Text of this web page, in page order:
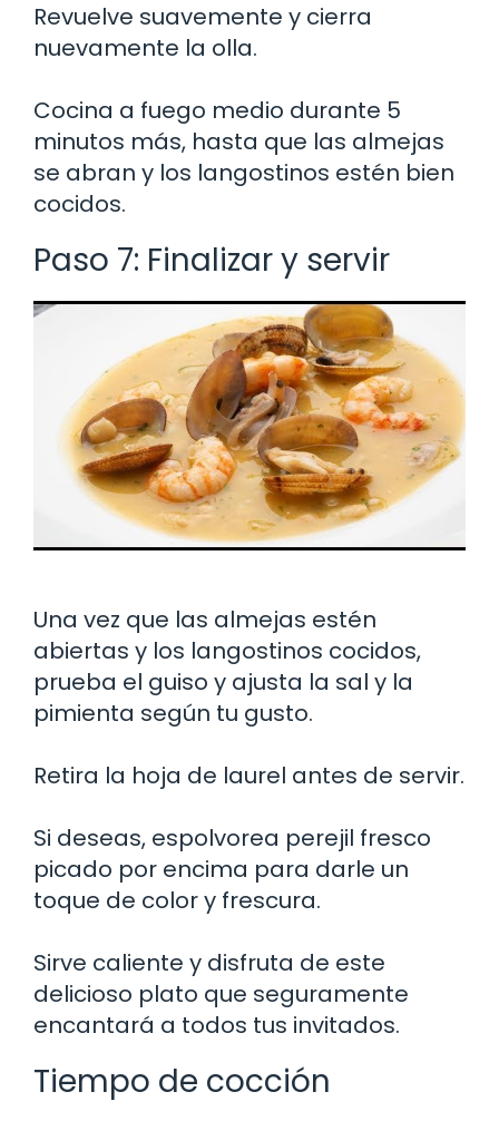
Revuelve suavemente y cierra
nuevamente la olla.
Cocina a fuego medio durante 5
minutos más, hasta que las almejas
se abran y los langostinos estén bien
cocidos.
Paso 7: Finalizar y servir
Una vez que las almejas estén
abiertas y los langostinos cocidos,
prueba el guiso y ajusta la sal y la
pimienta según tu gusto.
Retira la hoja de laurel antes de servir.
Si deseas, espolvorea perejil fresco
picado por encima para darle un
toque de color y frescura.
Sirve caliente y disfruta de este
delicioso plato que seguramente
encantará a todos tus invitados.
Tiempo de cocción